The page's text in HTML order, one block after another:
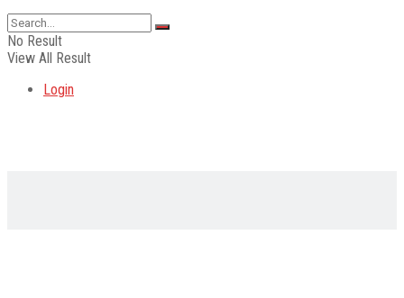
No Result
View All Result
Login